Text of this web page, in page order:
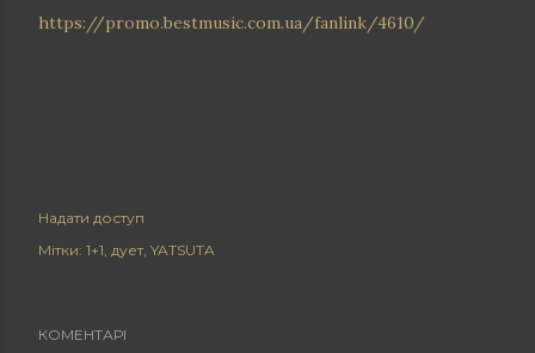
https://promo.bestmusic.com.ua/fanlink/4610/
Надати доступ
Мітки: 1+1 дует YATSUTA
КОМЕНТАРІ